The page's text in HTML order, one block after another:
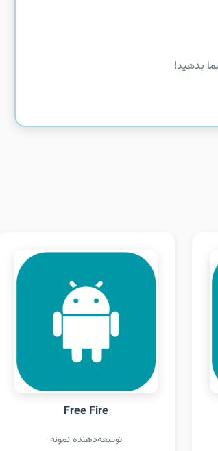
بدهید!
Free Fire
توسعه‌دهنده نمونه